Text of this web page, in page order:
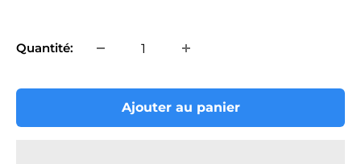
Quantité:
Ajouter au panier